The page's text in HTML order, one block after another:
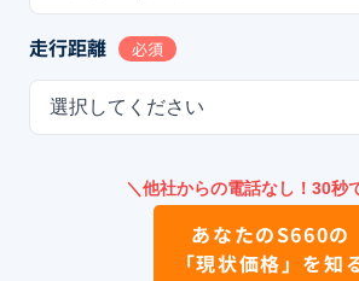
走行距離 必須
選択してください
＼他社からの電話なし！30秒
あなたのS660の
「現状価格」を知